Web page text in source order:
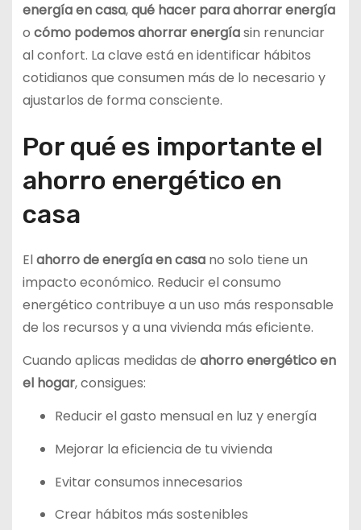
energía en casa,qué hacer para ahorrar energía
o cómo podemos ahorrar energíasin renunciar
al confort. La clave está en identificar hábitos
cotidianos que consumen más de lo necesario y
ajustarlos de forma consciente.
Por qué es importante el
ahorro energético en
casa
Elahorro de energía en casano solo tiene un
impacto económico. Reducir el consumo
energético contribuye a un uso más responsable
de los recursos y a una vivienda más eficiente.
Cuando aplicas medidas de ahorro energético en
el hogar, consigues:
Reducir el gasto mensual en luz y energía
Mejorar la eficiencia de tu vivienda
Evitar consumos innecesarios
Crear hábitos más sostenibles